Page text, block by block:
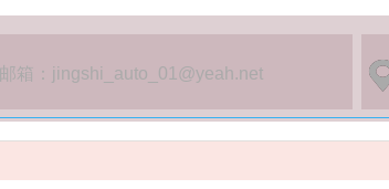
邮箱：jingshi_auto_01@yeah.net